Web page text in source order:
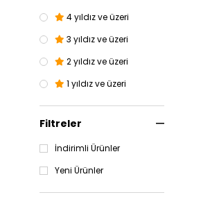
4 yıldız ve üzeri
3 yıldız ve üzeri
2 yıldız ve üzeri
1 yıldız ve üzeri
Filtreler
İndirimli Ürünler
Yeni Ürünler